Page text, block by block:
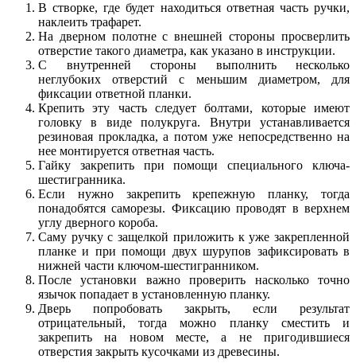
В створке, где будет находиться ответная часть ручки,
наклеить трафарет.
На дверном полотне с внешней стороны просверлить
отверстие такого диаметра, как указано в инструкции.
С внутренней стороны выполнить несколько
неглубоких отверстий с меньшим диаметром, для
фиксации ответной планки.
Крепить эту часть следует болтами, которые имеют
головку в виде полукруга. Внутри устанавливается
резиновая прокладка, а потом уже непосредственно на
нее монтируется ответная часть.
Гайку закрепить при помощи специального ключа-
шестигранника.
Если нужно закрепить крепежную планку, тогда
понадобятся саморезы. Фиксацию проводят в верхнем
углу дверного короба.
Саму ручку с защелкой приложить к уже закрепленной
планке и при помощи двух шурупов зафиксировать в
нижней части ключом-шестигранником.
После установки важно проверить насколько точно
язычок попадает в установленную планку.
Дверь попробовать закрыть, если результат
отрицательный, тогда можно планку сместить и
закрепить на новом месте, а не пригодившиеся
отверстия закрыть кусочками из древесины.